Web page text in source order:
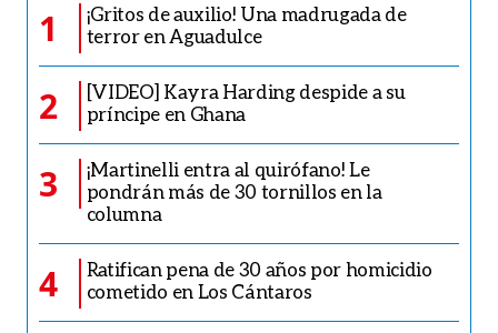
1
¡Gritos de auxilio! Una madrugada de
terror en Aguadulce
2
[VIDEO] Kayra Harding despide a su
príncipe en Ghana
3
¡Martinelli entra al quirófano! Le
pondrán más de 30 tornillos en la
columna
4
Ratifican pena de 30 años por homicidio
cometido en Los Cántaros